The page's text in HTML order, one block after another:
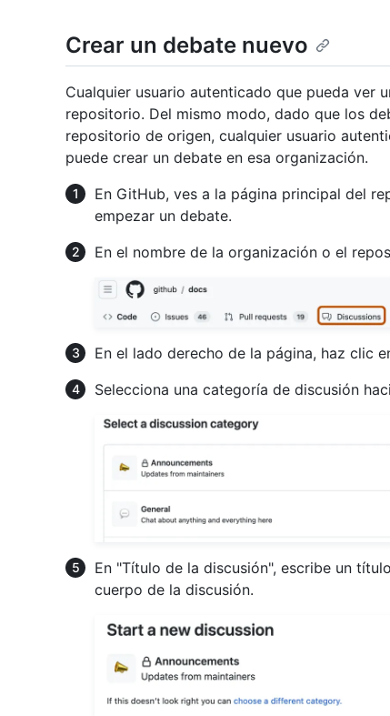
Crear un debate nuevo
Cualquier usuario autenticado que pueda ver
repositorio. Del mismo modo, dado que los
repositorio de origen, cualquier usuario
puede crear un debate en esa organización.
En GitHub, ves a la página principal del
empezar un debate.
En el nombre de la organización o el
En el lado derecho de la página, haz clic
Selecciona una categoría de discusión
En "Título de la discusión", escribe un
cuerpo de la discusión.